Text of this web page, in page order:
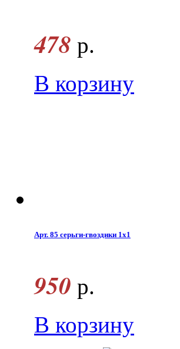
478 р.
В корзину
Арт. 85 серьги-гвоздики 1x1
950 р.
В корзину